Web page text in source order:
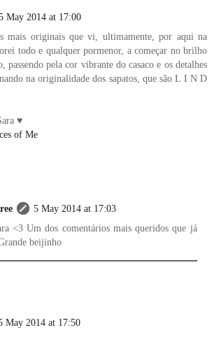
May 2014 at 17:00
mais originais que vi, ultimamente, por aqui na
todo e qualquer pormenor, a começar no brilho
passendo pela cor vibrante do casaco e os detalhes
na originalidade dos sapatos, que são L I N D
♥
of Me
5 May 2014 at 17:03
<3 Um dos comentários mais queridos que já
beijinho
May 2014 at 17:50